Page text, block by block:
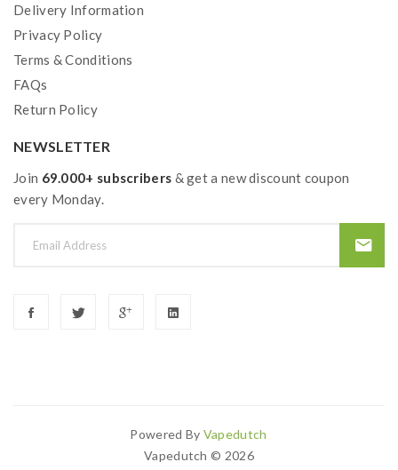
Delivery Information
Privacy Policy
Terms & Conditions
FAQs
Return Policy
NEWSLETTER
Join 69.000+ subscribers & get a new discount coupon
every Monday.
Powered By Vapedutch
Search For More Popular
Vapedutch © 2026